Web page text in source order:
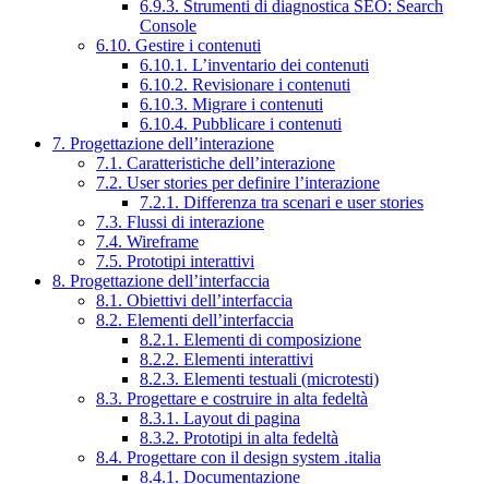
6.9.3. Strumenti di diagnostica SEO: Search
Console
6.10. Gestire i contenuti
6.10.1. L’inventario dei contenuti
6.10.2. Revisionare i contenuti
6.10.3. Migrare i contenuti
6.10.4. Pubblicare i contenuti
7. Progettazione dell’interazione
7.1. Caratteristiche dell’interazione
7.2. User stories per definire l’interazione
7.2.1. Differenza tra scenari e user stories
7.3. Flussi di interazione
7.4. Wireframe
7.5. Prototipi interattivi
8. Progettazione dell’interfaccia
8.1. Obiettivi dell’interfaccia
8.2. Elementi dell’interfaccia
8.2.1. Elementi di composizione
8.2.2. Elementi interattivi
8.2.3. Elementi testuali (microtesti)
8.3. Progettare e costruire in alta fedeltà
8.3.1. Layout di pagina
8.3.2. Prototipi in alta fedeltà
8.4. Progettare con il design system .italia
8.4.1. Documentazione